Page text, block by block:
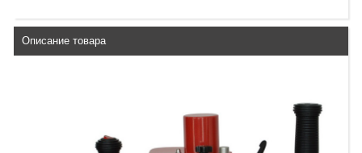
Описание товара